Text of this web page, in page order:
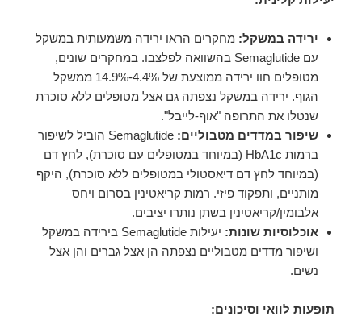
ירידה במשקל: מחקרים הראו ירידה משמעותית במשקל
עם Semaglutide בהשוואה לפלצבו. במחקרים שונים,
מטופלים חוו ירידה ממוצעת של 4.4%-14.9% ממשקל
הגוף. ירידה במשקל נצפתה גם אצל מטופלים ללא סוכרת
שנטלו את התרופה "אוף-לייבל".
שיפור במדדים מטבוליים:
Semaglutide הוביל לשיפור
ברמות HbA1c (במיוחד במטופלים עם סוכרת), לחץ דם
(במיוחד לחץ דם דיאסטולי במטופלים ללא סוכרת), היקף
מותניים, ותפקוד פיזי. רמות קריאטינין בסרום ויחס
אלבומין/קריאטינין בשתן נותרו יציבים.
אוכלוסיות שונות:
יעילות Semaglutide בירידה במשקל
ושיפור מדדים מטבוליים נצפתה הן אצל גברים והן אצל
נשים.
תופעות לוואי וסיכונים: